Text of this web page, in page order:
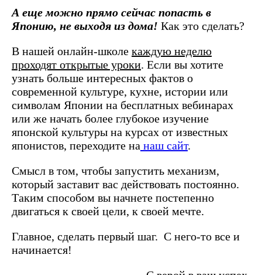
А еще можно прямо сейчас попасть в
Японию, не выходя из дома! Как это сделать?
В нашей онлайн-школе каждую неделю
проходят открытые уроки. Если вы хотите
узнать больше интересных фактов о
современной культуре, кухне, истории или
символам Японии на бесплатных вебинарах
или же начать более глубокое изучение
японской культуры на курсах от известных
японистов, переходите на наш сайт.
Смысл в том, чтобы запустить механизм,
который заставит вас действовать постоянно.
Таким способом вы начнете постепенно
двигаться к своей цели, к своей мечте.
Главное, сделать первый шаг. С него-то все и
начинается!